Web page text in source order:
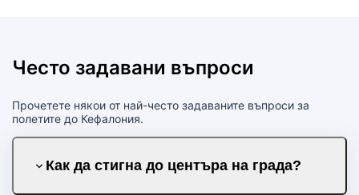
Често задавани въпроси
Прочетете някои от най-често задаваните въпроси за
полетите до Кефалония.
Как да стигна до центъра на града?